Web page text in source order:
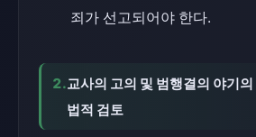
죄가 선고되어야 한다.
2.교사의 고의 및 범행결의 야기
법적 검토